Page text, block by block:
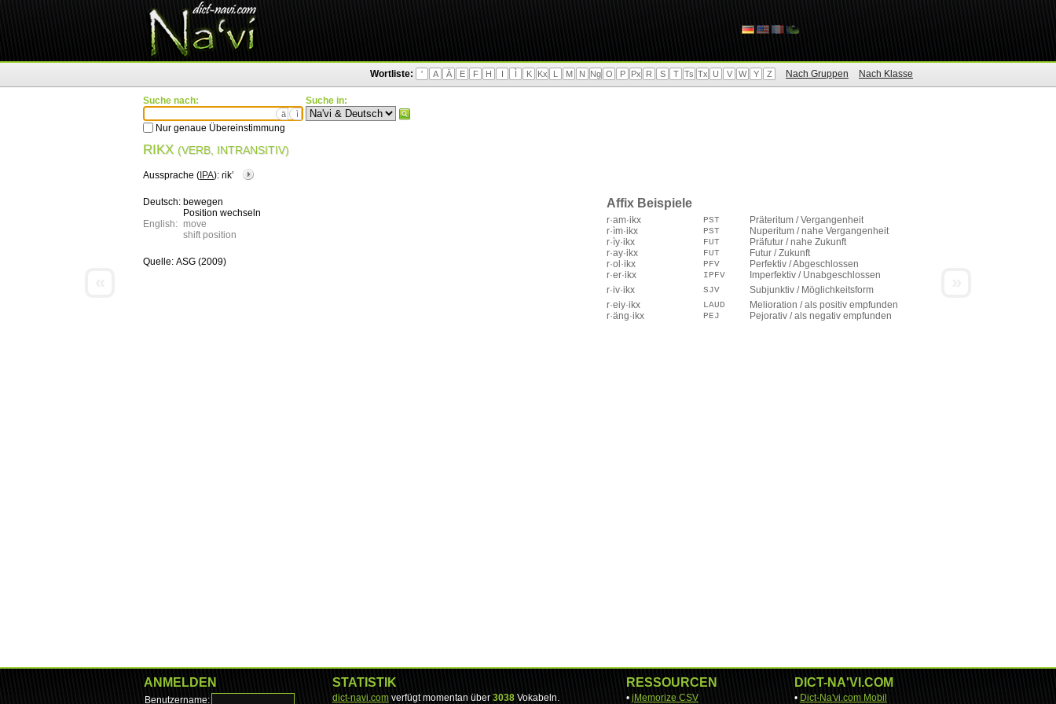
Wortliste: ' A Ä E F H I Ì K Kx L M N Ng O P Px R S T Ts Tx U V W Y Z Nach Gruppen Nach Klasse
Suche nach:
ä ì
Nur genaue Übereinstimmung
Suche in:
RIKX (VERB, INTRANSITIV)
Aussprache ( IPA): ɾikʼ
Deutsch: bewegen
Position wechseln
English: move
shift position
Quelle: ASG (2009)
Affix Beispiele
r·am·ikx PST
Präteritum / Vergangenheit
r·ìm·ikx
PST
Nuperitum / nahe Vergangenheit
r·ìy·ikx
FUT
Präfutur / nahe Zukunft
r·ay·ikx
FUT
Futur / Zukunft
r·ol·ikx
PFV
Perfektiv / Abgeschlossen
r·er·ikx
IPFV
Imperfektiv / Unabgeschlossen
r·iv·ikx
SJV
Subjunktiv / Möglichkeitsform
r·eiy·ikx
LAUD
Melioration / als positiv empfunden
r·äng·ikx
PEJ Pejorativ / als negativ empfunden
ANMELDEN
Benutzername:
STATISTIK
dict-navi.com verfügt momentan über 3038 Vokabeln.
RESSOURCEN
• jMemorize CSV
DICT-NA'VI.COM
• Dict-Na'vi.com Mobil